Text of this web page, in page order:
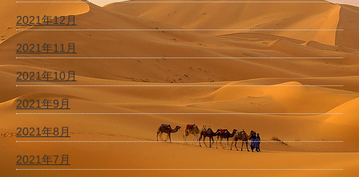
2021年12月
2021年11月
2021年10月
2021年9月
2021年8月
2021年7月